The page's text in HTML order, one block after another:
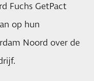
Fuchs GetPact
op hun
Noord over de